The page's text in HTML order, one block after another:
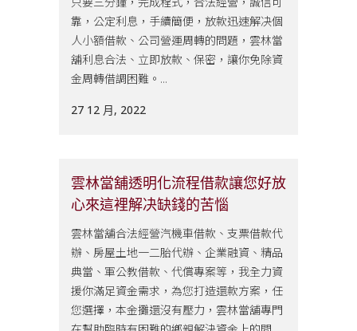
靠，公定利息，手續簡便，放款迅速解决個
人小額借款、公司營運周轉的問題，雲林當
舖利息合法、立即放款、保密，讓你免除資
金周轉借調困難。...
27 12 月, 2022
雲林當舖透明化流程借款讓您好放
心來這裡解决缺錢的苦惱
雲林當舖合法經營汽機車借款、支票借款代
辦、房屋土地一二胎代辦、企業融資、精品
典當、軍公教借款、代償專案等，我全力資
援你滿足資金需求，為您打造還款方案，任
您選擇，本金攤還沒有壓力，雲林當舖專門